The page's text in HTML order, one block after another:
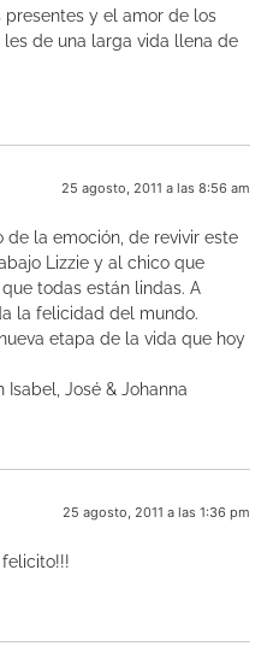
y el amor de los
les de una larga vida llena de
25 agosto, 2011 a las 8:56 am
la emoción, de revivir este
Lizzie y al chico que
todas están lindas. A
la felicidad del mundo.
etapa de la vida que hoy
José & Johanna
25 agosto, 2011 a las 1:36 pm